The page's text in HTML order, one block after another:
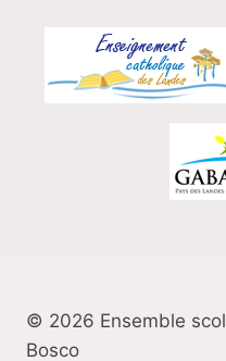
© 2026 Ensemble
Bosco